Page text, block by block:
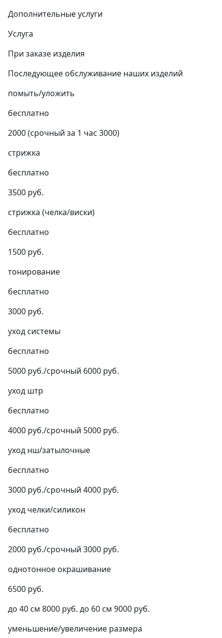
Дополнительные услуги
Услуга
При заказе изделия
Последующее обслуживание наших изделий
помыть/уложить
бесплатно
2000 (срочный за 1 час 3000)
стрижка
бесплатно
3500 руб.
стрижка (челка/виски)
бесплатно
1500 руб.
тонирование
бесплатно
3000 руб.
уход системы
бесплатно
5000 руб./срочный 6000 руб.
уход штр
бесплатно
4000 руб./срочный 5000 руб.
уход нш/затылочные
бесплатно
3000 руб./срочный 4000 руб.
уход челки/силикон
бесплатно
2000 руб./срочный 3000 руб.
однотонное окрашивание
6500 руб.
до 40 см 8000 руб. до 60 см 9000 руб.
уменьшение/увеличение размера